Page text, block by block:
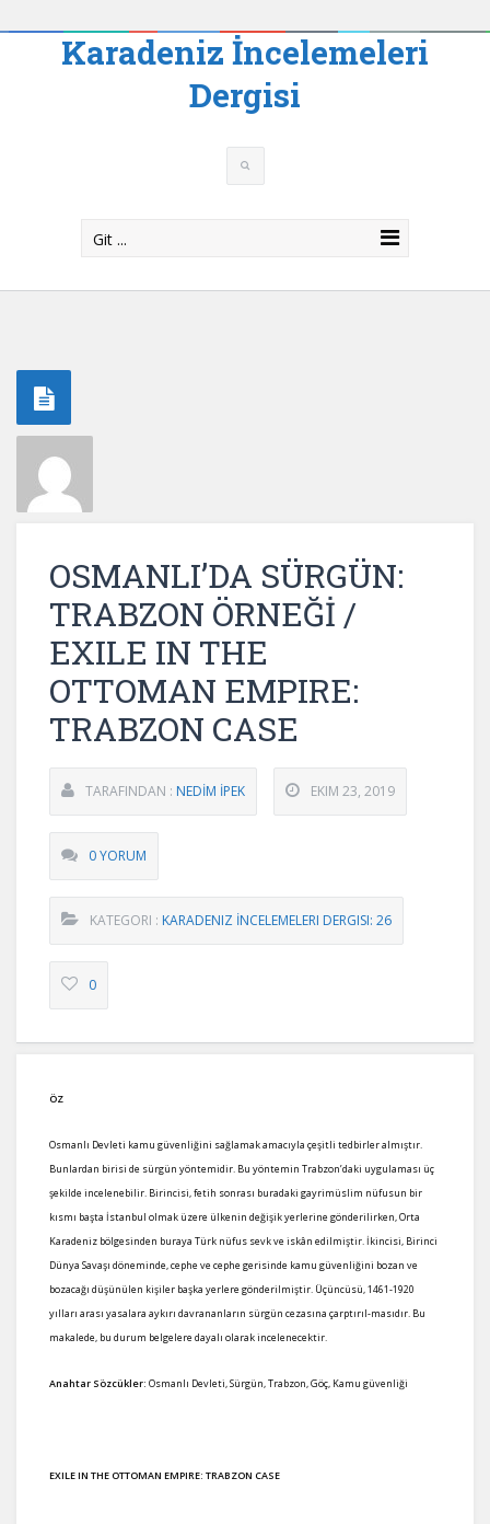
Karadeniz İncelemeleri
Dergisi
Git ...
OSMANLI’DA SÜRGÜN:
TRABZON ÖRNEĞİ /
EXILE IN THE
OTTOMAN EMPIRE:
TRABZON CASE
TARAFINDAN : NEDİM İPEK EKIM 23, 2019
0 YORUM
KATEGORI : KARADENIZ İNCELEMELERI DERGISI: 26
0
ÖZ
Osmanlı Devleti kamu güvenliğini sağlamak amacıyla çeşitli tedbirler almıştır.
Bunlardan birisi de sürgün yöntemidir. Bu yöntemin Trabzon’daki uygulaması üç
şekilde incelenebilir. Birincisi, fetih sonrası buradaki gayrimüslim nüfusun bir
kısmı başta İstanbul olmak üzere ülkenin değişik yerlerine gönderilirken, Orta
Karadeniz bölgesinden buraya Türk nüfus sevk ve iskân edilmiştir. İkincisi, Birinci
Dünya Savaşı döneminde, cephe ve cephe gerisinde kamu güvenliğini bozan ve
bozacağı düşünülen kişiler başka yerlere gönderilmiştir. Üçüncüsü, 1461-1920
yılları arası yasalara aykırı davrananların sürgün cezasına çarptırıl-masıdır. Bu
makalede, bu durum belgelere dayalı olarak incelenecektir.
Anahtar Sözcükler: Osmanlı Devleti, Sürgün, Trabzon, Göç, Kamu güvenliği
EXILE IN THE OTTOMAN EMPIRE: TRABZON CASE